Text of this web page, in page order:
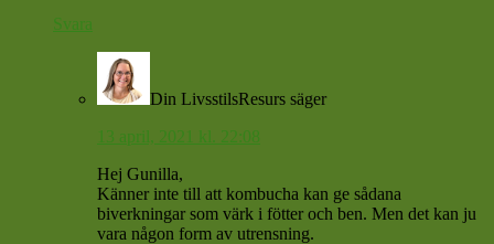
Svara
Din LivsstilsResurs säger
13 april, 2021 kl. 22:08
Hej Gunilla,
Känner inte till att kombucha kan ge sådana
biverkningar som värk i fötter och ben. Men det kan ju
vara någon form av utrensning.